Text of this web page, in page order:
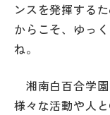
運営会社
ンスを発揮する
からこそ、ゆっ
ね。
湘南白百合学園
様々な活動や人